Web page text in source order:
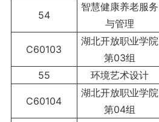
54
智慧健康养老服务
与管理
C60103
湖北开放职业学院
第03组
55 环境艺术设计
C60104
湖北开放职业学院
第04组